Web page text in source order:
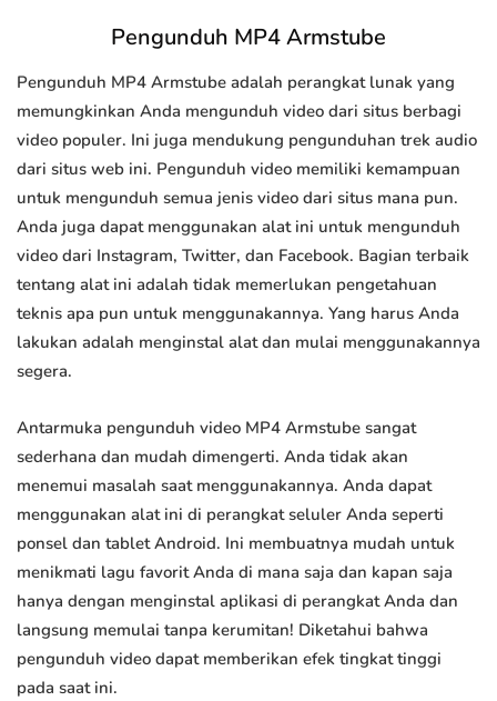
Pengunduh MP4 Armstube
Pengunduh MP4 Armstube adalah perangkat lunak yang
memungkinkan Anda mengunduh video dari situs berbagi
video populer. Ini juga mendukung pengunduhan trek audio
dari situs web ini. Pengunduh video memiliki kemampuan
untuk mengunduh semua jenis video dari situs mana pun.
Anda juga dapat menggunakan alat ini untuk mengunduh
video dari Instagram, Twitter, dan Facebook. Bagian terbaik
tentang alat ini adalah tidak memerlukan pengetahuan
teknis apa pun untuk menggunakannya. Yang harus Anda
lakukan adalah menginstal alat dan mulai menggunakannya
segera.
Antarmuka pengunduh video MP4 Armstube sangat
sederhana dan mudah dimengerti. Anda tidak akan
menemui masalah saat menggunakannya. Anda dapat
menggunakan alat ini di perangkat seluler Anda seperti
ponsel dan tablet Android. Ini membuatnya mudah untuk
menikmati lagu favorit Anda di mana saja dan kapan saja
hanya dengan menginstal aplikasi di perangkat Anda dan
langsung memulai tanpa kerumitan! Diketahui bahwa
pengunduh video dapat memberikan efek tingkat tinggi
pada saat ini.